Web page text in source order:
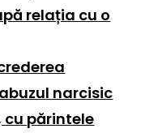
relația cu o
narcisic
cu părintele